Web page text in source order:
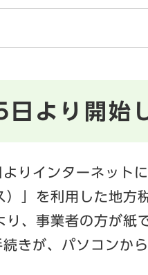
より開始
りインターネット
」を利用した地方
、事業者の方が紙
きが、パソコンか